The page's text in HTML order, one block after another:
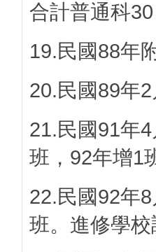
合計普通科
19.民國88年
20.民國89年2
21.民國91年4
班， 92年增1
22.民國92年8
班。進修學